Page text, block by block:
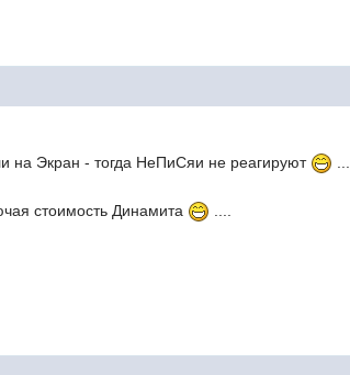
на Экран - тогда НеПиСяи не реагируют
стоимость Динамита